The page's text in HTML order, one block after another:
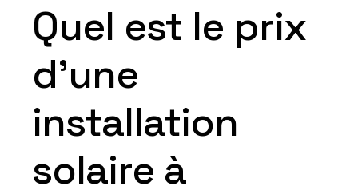
Quel est le prix
d’une
installation
solaire à